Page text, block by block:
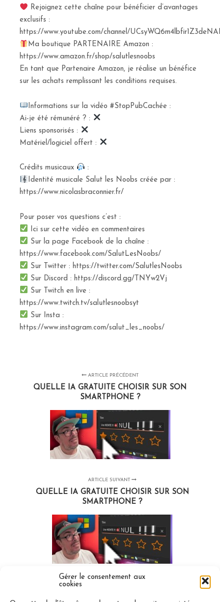
Gérer le consentement aux
cookies
Rejoignez cette chaîne pour bénéficier d’avantages
exclusifs :
https://www.youtube.com/channel/
Ma boutique PARTENAIRE Amazon :
https://www.amazon.fr/shop/salutlesnoobs
En tant que Partenaire Amazon, je réalise un bénéfice
sur les achats remplissant les conditions requises.
Informations sur la vidéo #StopPubCachée :
Ai-je été rémunéré ? :
Liens sponsorisés :
Matériel/logiciel offert :
Crédits musicaux
:
Identité musicale Salut les Noobs créée par :
https://www.nicolasbraconnier.fr/
Pour poser vos questions c’est :
Ici sur cette vidéo en commentaires
Sur la page Facebook de la chaîne :
https://www.facebook.com/SalutLesNoobs/
Sur Twitter : https://twitter.com/SalutlesNoobs
Sur Discord : https://discord.gg/TNYw2Vj
Sur Twitch en live :
https://www.twitch.tv/salutlesnoobsyt
Sur Insta :
https://www.instagram.com/salut_les_noobs/
ARTICLE PRÉCÉDENT
QUELLE IA GRATUITE CHOISIR SUR SON
SMARTPHONE ?
ARTICLE SUIVANT
QUELLE IA GRATUITE CHOISIR SUR SON
SMARTPHONE ?